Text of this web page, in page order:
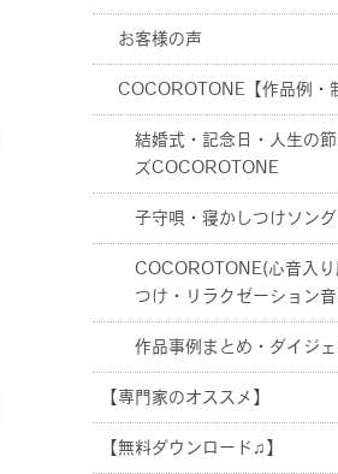
お客様の声
COCOROTONE【作品例・
結婚式・記念日・人生の
ズCOCOROTONE
子守唄・寝かしつけソン
COCOROTONE(心音入り
つけ・リラクゼーション
作品事例まとめ・ダイジェ
【専門家のオススメ】
【無料ダウンロード♫】